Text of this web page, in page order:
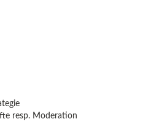
resp. Moderation